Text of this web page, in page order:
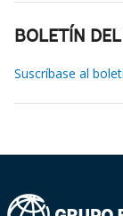
BOLETÍN
Suscríbase al